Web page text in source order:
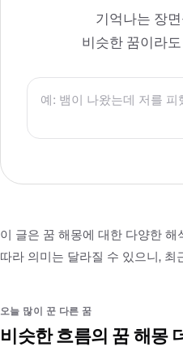
기억나는 장
비슷한 꿈이라
이 글은 꿈 해몽에 대한 다양한
따라 의미는 달라질 수 있으니,
오늘 많이 꾼 다른 꿈
비슷한 흐름의 꿈 해몽